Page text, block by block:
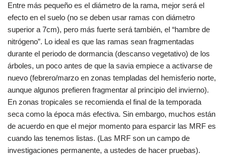
Entre más pequeño es el diámetro de la rama, mejor será el
efecto en el suelo (no se deben usar ramas con diámetro
superior a 7cm), pero más fuerte será también, el “hambre de
nitrógeno”. Lo ideal es que las ramas sean fragmentadas
durante el periodo de dormancia (descanso vegetativo) de los
árboles, un poco antes de que la savia empiece a activarse de
nuevo (febrero/marzo en zonas templadas del hemisferio norte,
aunque algunos prefieren fragmentar al principio del invierno).
En zonas tropicales se recomienda el final de la temporada
seca como la época más efectiva. Sin embargo, muchos están
de acuerdo en que el mejor momento para esparcir las MRF es
cuando las tenemos listas. (Las MRF son un campo de
investigaciones permanente, a ustedes de hacer pruebas).